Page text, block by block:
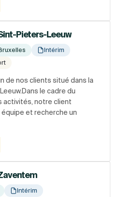
Pieters-Leeuw
Intérim
de nos clients situé dans la
le cadre du
activités, notre client
et recherche un
Intérim